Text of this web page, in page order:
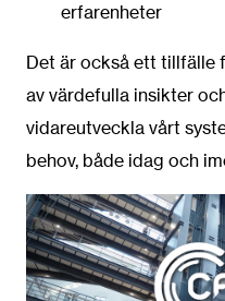
erfarenheter
Det är också ett tillfälle
av värdefulla insikter
vidareutveckla vårt
behov, både idag och